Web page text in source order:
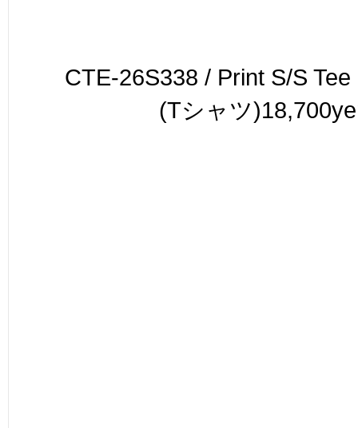
CTE-26S338 / Print S/S
(Tシャツ